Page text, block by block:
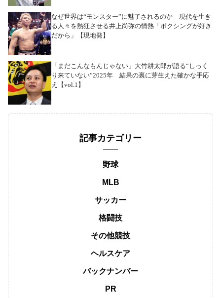
なぜ世界は“モンスター”に魅了されるのか 現代を生き
る人々を熱狂させる井上尚弥の情熱「ボクシングが好き
だから」【現地発】
「まだこんなもんじゃない」大竹耕太郎が語る“しっく
り来ていない”2025年 結果の裏に芽生えた確かな手応
え【vol.1】
記事カテゴリー
野球
MLB
サッカー
格闘技
その他競技
ヘルスケア
バックナンバー
PR